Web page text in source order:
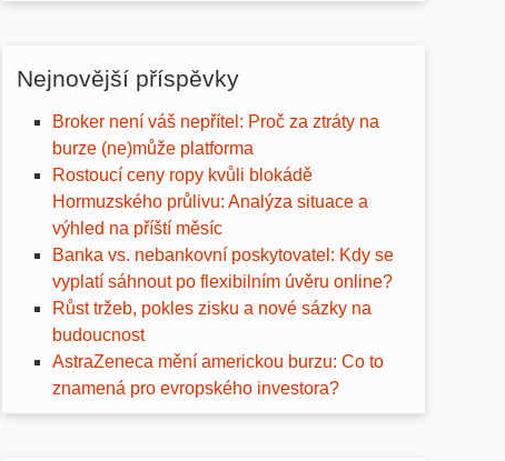
Nejnovější příspěvky
Broker není váš nepřítel: Proč za ztráty na
burze (ne)může platforma
Rostoucí ceny ropy kvůli blokádě
Hormuzského průlivu: Analýza situace a
výhled na příští měsíc
Banka vs. nebankovní poskytovatel: Kdy se
vyplatí sáhnout po flexibilním úvěru online?
Růst tržeb, pokles zisku a nové sázky na
budoucnost
AstraZeneca mění americkou burzu: Co to
znamená pro evropského investora?